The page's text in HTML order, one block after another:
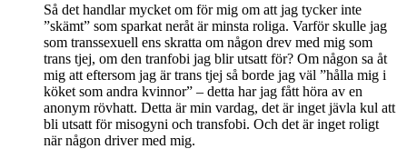
Så det handlar mycket om för mig om att jag tycker inte
”skämt” som sparkat neråt är minsta roliga. Varför skulle jag
som transsexuell ens skratta om någon drev med mig som
trans tjej, om den tranfobi jag blir utsatt för? Om någon sa åt
mig att eftersom jag är trans tjej så borde jag väl ”hålla mig i
köket som andra kvinnor” – detta har jag fått höra av en
anonym rövhatt. Detta är min vardag, det är inget jävla kul att
bli utsatt för misogyni och transfobi. Och det är inget roligt
när någon driver med mig.